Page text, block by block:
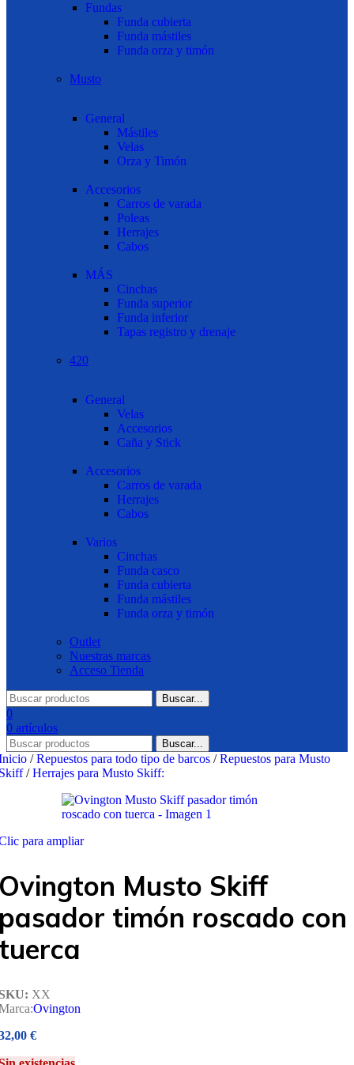
Fundas
Funda cubierta
Funda mástiles
Funda orza y timón
Musto
General
Mástiles
Velas
Orza y Timón
Accesorios
Carros de varada
Poleas
Herrajes
Cabos
MÁS
Cinchas
Funda superior
Funda inferior
Tapas registro y drenaje
420
General
Velas
Accesorios
Caña y Stick
Accesorios
Carros de varada
Herrajes
Cabos
Varios
Cinchas
Funda casco
Funda cubierta
Funda mástiles
Funda orza y timón
Outlet
Nuestras marcas
Acceso Tienda
Buscar...
0
0 artículos
Buscar...
/ Repuestos para todo tipo de barcos / Repuestos para Musto
/ Herrajes para Musto Skiff:
para ampliar
Musto Skiff
timón roscado con
XX
Ovington
€